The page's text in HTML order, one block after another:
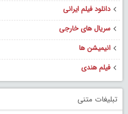
دانلود فیلم ایرانی
سریال های خارجی
انیمیشن ها
فیلم هندی
تبلیغات متنی